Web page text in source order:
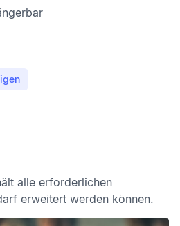
alle erforderlichen
erweitert werden können.